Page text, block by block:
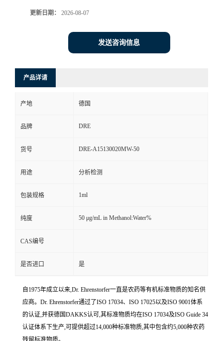
更新日期： 2026-08-07
发送咨询信息
产品详请
产地 德国
品牌 DRE
货号 DRE-A15130020MW-50
用途 分析检测
包装规格 1ml
纯度 50 μg/mL in Methanol:Water%
CAS编号
是否进口 是
自1975年成立以来,Dr. Ehrenstorfer一直是农药等有机标准物质的知名供
应商。Dr. Ehrenstorfer通过了ISO 17034、ISO 17025以及ISO 9001体系
的认证,并获德国DAKKS认可,其标准物质均在ISO 17034及ISO Guide 34
认证体系下生产,可提供超过14,000种标准物质,其中包含约5,000种农药
残留标准物质。